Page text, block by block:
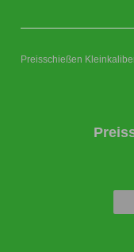
Preisschießen